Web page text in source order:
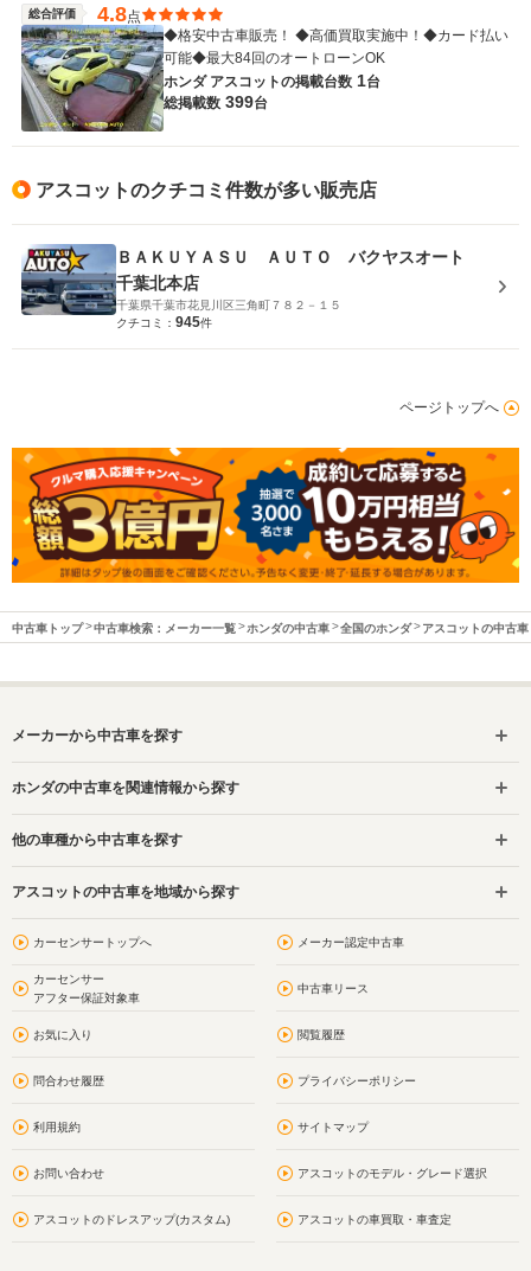
総合評価 4.8点
◆格安中古車販売！ ◆高価買取実施中！◆カード払い
可能◆最大84回のオートローンOK
ホンダ アスコットの掲載台数 1台
総掲載数 399台
アスコットのクチコミ件数が多い販売店
ＢＡＫＵＹＡＳＵ ＡＵＴＯ バクヤスオート
千葉北本店
千葉県千葉市花見川区三角町７８２－１５
クチコミ： 945件
ページトップへ
中古車トップ 中古車検索：メーカー一覧 ホンダの中古車 全国のホンダ アスコットの中古車
メーカーから中古車を探す
ホンダの中古車を関連情報から探す
他の車種から中古車を探す
アスコットの中古車を地域から探す
カーセンサートップへ メーカー認定中古車
カーセンサー
アフター保証対象車
中古車リース
お気に入り 閲覧履歴
問合わせ履歴 プライバシーポリシー
利用規約 サイトマップ
お問い合わせ アスコットのモデル・グレード選択
アスコットのドレスアップ(カスタム) アスコットの車買取・車査定